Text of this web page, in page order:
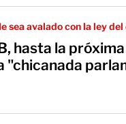
sea avalado con la ley
hasta la
"chicanada